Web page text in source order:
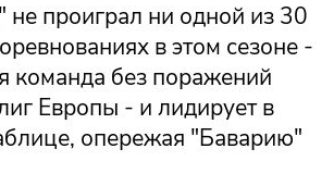
не проиграл ни одной из 30
в этом сезоне -
команда без поражений
Европы - и лидирует в
опережая "Баварию"